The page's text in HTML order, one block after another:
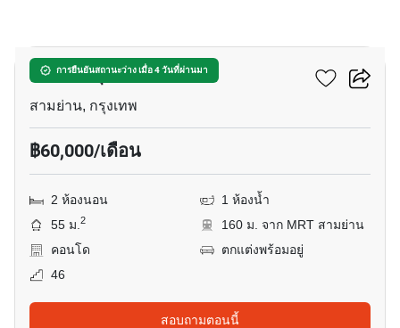
การยืนยันสถานะว่าง เมื่อ 4 วันที่ผ่านมา
แอชตัน จุฬา - สีลม
สามย่าน, กรุงเทพ
฿60,000/เดือน
2 ห้องนอน
1 ห้องน้ำ
55 ม.2
160 ม. จาก MRT สามย่าน
คอนโด
ตกแต่งพร้อมอยู่
46
สอบถามตอนนี้